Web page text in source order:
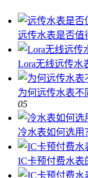
远传水表是否值
Lora无线远传水
为何远传水表不
05
冷水表如何选用
IC卡预付费水表